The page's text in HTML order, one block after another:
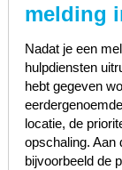
melding
Nadat je een
hulpdiensten
hebt gegeven
locatie, de
opschaling. Aan
bijvoorbeeld de